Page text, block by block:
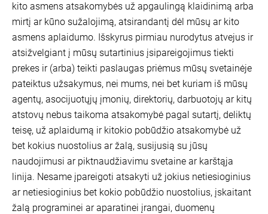
kito asmens atsakomybės už apgaulingą klaidinimą arba
mirtį ar kūno sužalojimą, atsirandantį dėl mūsų ar kito
asmens aplaidumo. Išskyrus pirmiau nurodytus atvejus ir
atsižvelgiant į mūsų sutartinius įsipareigojimus tiekti
prekes ir (arba) teikti paslaugas priėmus mūsų svetainėje
pateiktus užsakymus, nei mums, nei bet kuriam iš mūsų
agentų, asocijuotųjų įmonių, direktorių, darbuotojų ar kitų
atstovų nebus taikoma atsakomybė pagal sutartį, deliktų
teisę, už aplaidumą ir kitokio pobūdžio atsakomybė už
bet kokius nuostolius ar žalą, susijusią su jūsų
naudojimusi ar piktnaudžiavimu svetaine ar karštąja
linija. Nesame įpareigoti atsakyti už jokius netiesioginius
ar netiesioginius bet kokio pobūdžio nuostolius, įskaitant
žalą programinei ar aparatinei įrangai, duomenų